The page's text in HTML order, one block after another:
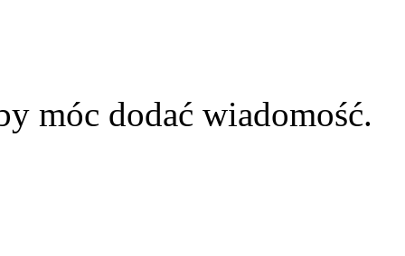
móc dodać wiadomość.